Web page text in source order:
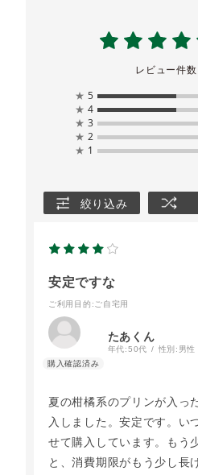
レビュー件
★ 5
★ 4
★ 3
★ 2
★ 1
絞り込み
安定ですな
ご利用目的 :ご自宅用
たあくん
年代:50代 性別: 男性
夏の柑橘系のプリンが入っ
入しました。安定です。い
せて購入しています。もう
と、消費期限がもう少し長